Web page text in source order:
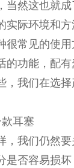
当然这也就
实际环境和
很常见的使
的功能，配
，我们在选
耳塞
，我们仍然
是否容易损